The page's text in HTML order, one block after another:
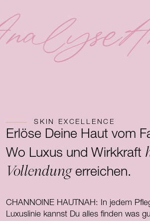
SKIN EXCELLENCE
Erlöse Deine Haut vom
Wo Luxus und Wirkkraft
Vollendungerreichen.
CHANNOINE HAUTNAH: In jedem
Luxuslinie kannst Du alles finden was